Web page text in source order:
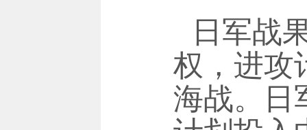
日军战
权，进攻
海战。日